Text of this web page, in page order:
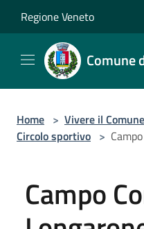
Regione Veneto
Comune
Home > Vivere il Comune
Circolo sportivo >
Campo